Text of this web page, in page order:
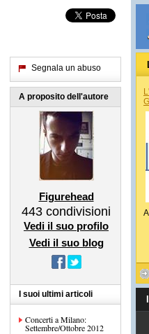
Segnala un abuso
A proposito dell'autore
Figurehead
443 condivisioni
Vedi il suo profilo
Vedi il suo blog
I suoi ultimi articoli
Concerti a Milano:
Settembre/Ottobre 2012